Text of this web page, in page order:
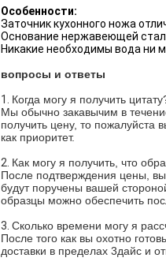
Особенности:
Заточник кухонного ножа
Основание нержавеющей
Никакие необходимы вода ни
вопросы и ответы
1. Когда могу я получить
Мы обычно закавычим в
получить цену, то пожалуйста
как приоритет.
2. Как могу я получить, что
После подтверждения цены,
будут поручены вашей
образцы можно обеспечить
3. Сколько времени могу я
После того как вы охотно
доставки в пределах 3дайс и